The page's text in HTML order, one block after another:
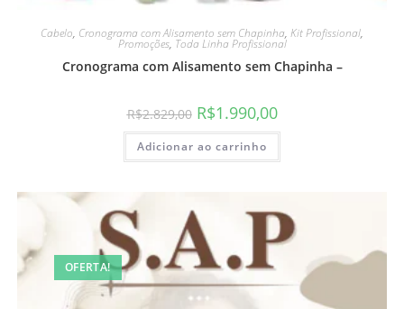
Cabelo, Cronograma com Alisamento sem Chapinha, Kit Profissional,
Promoções, Toda Linha Profissional
Cronograma com Alisamento sem Chapinha –
R$2.829,00 R$1.990,00
Adicionar ao carrinho
OFERTA!